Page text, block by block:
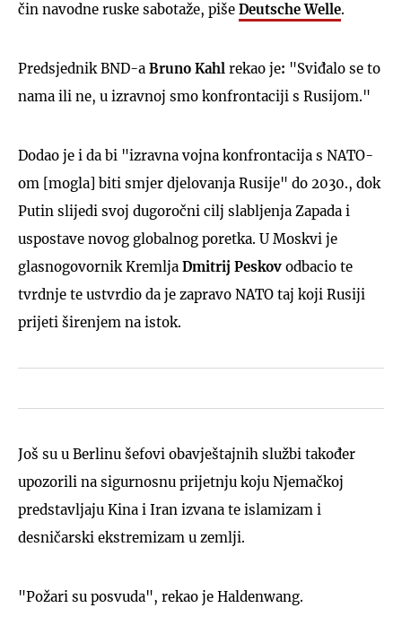
čin navodne ruske sabotaže, piše Deutsche Welle.
Predsjednik BND-a Bruno Kahl rekao je: "Sviđalo se to
nama ili ne, u izravnoj smo konfrontaciji s Rusijom."
Dodao je i da bi "izravna vojna konfrontacija s NATO-
om [mogla] biti smjer djelovanja Rusije" do 2030., dok
Putin slijedi svoj dugoročni cilj slabljenja Zapada i
uspostave novog globalnog poretka. U Moskvi je
glasnogovornik Kremlja Dmitrij Peskov odbacio te
tvrdnje te ustvrdio da je zapravo NATO taj koji Rusiji
prijeti širenjem na istok.
Još su u Berlinu šefovi obavještajnih službi također
upozorili na sigurnosnu prijetnju koju Njemačkoj
predstavljaju Kina i Iran izvana te islamizam i
desničarski ekstremizam u zemlji.
"Požari su posvuda", rekao je Haldenwang.